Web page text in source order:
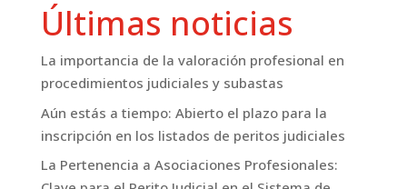
Últimas noticias
La importancia de la valoración profesional en
procedimientos judiciales y subastas
Aún estás a tiempo: Abierto el plazo para la
inscripción en los listados de peritos judiciales
La Pertenencia a Asociaciones Profesionales: